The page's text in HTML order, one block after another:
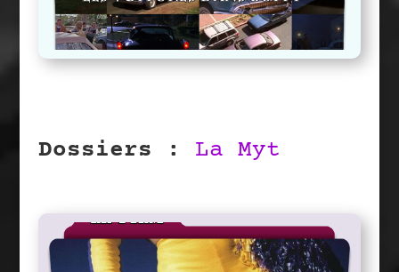
Les Voitures Dans Buffy
La Mythologie du
Buffyvers